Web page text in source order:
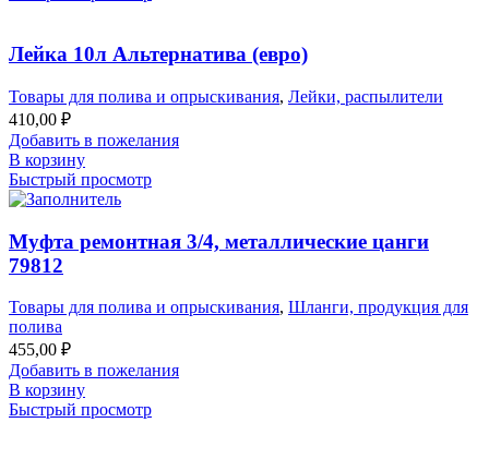
Лейка 10л Альтернатива (евро)
Товары для полива и опрыскивания, Лейки, распылители
410,00 ₽
Добавить в пожелания
В корзину
Быстрый просмотр
Муфта ремонтная 3/4, металлические цанги
79812
Товары для полива и опрыскивания, Шланги, продукция для
полива
455,00 ₽
Добавить в пожелания
В корзину
Быстрый просмотр